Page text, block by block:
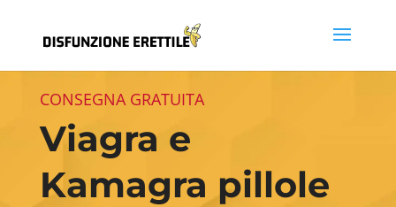
CONSEGNA GRATUITA
Viagra e
Kamagra pillole